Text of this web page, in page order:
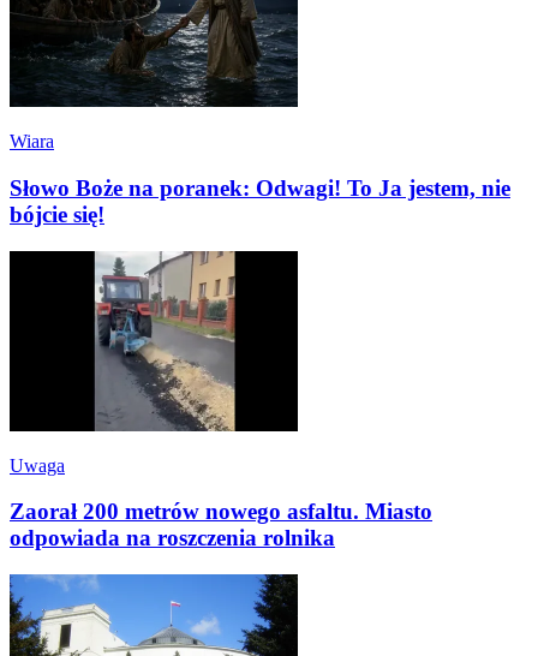
Wiara
Słowo Boże na poranek: Odwagi! To Ja jestem, nie
bójcie się!
Uwaga
Zaorał 200 metrów nowego asfaltu. Miasto
odpowiada na roszczenia rolnika